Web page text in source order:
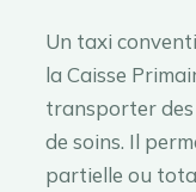
Un taxi
la Caisse
transporter
de soins. Il
partielle ou